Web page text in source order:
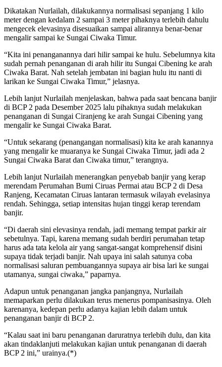
Dikatakan Nurlailah, dilakukannya normalisasi sepanjang 1 kilo
meter dengan kedalam 2 sampai 3 meter pihaknya terlebih dahulu
mengecek elevasinya disesuaikan sampai alirannya benar-benar
mengalir sampai ke Sungai Ciwaka Timur.
“Kita ini penanganannya dari hilir sampai ke hulu. Sebelumnya kita
sudah pernah penanganan di arah hilir itu Sungai Cibening ke arah
Ciwaka Barat. Nah setelah jembatan ini bagian hulu itu nanti di
larikan ke Sungai Ciwaka Timur,” jelasnya.
Lebih lanjut Nurlailah menjelaskan, bahwa pada saat bencana banjir
di BCP 2 pada Desember 2025 lalu pihaknya sudah melakukan
penanganan di Sungai Ciranjeng ke arah Sungai Cibening yang
mengalir ke Sungai Ciwaka Barat.
“Untuk sekarang (penangangan normalisasi) kita ke arah kanannya
yang mengalir ke muaranya ke Sungai Ciwaka Timur, jadi ada 2
Sungai Ciwaka Barat dan Ciwaka timur,” terangnya.
Lebih lanjut Nurlailah menerangkan penyebab banjir yang kerap
merendam Perumahan Bumi Ciruas Permai atau BCP 2 di Desa
Ranjeng, Kecamatan Ciruas lantaran termasuk wilayah evelasinya
rendah. Sehingga, setiap intensitas hujan tinggi kerap terendam
banjir.
“Di daerah sini elevasinya rendah, jadi memang tempat parkir air
sebetulnya. Tapi, karena memang sudah berdiri perumahan tetap
harus ada tata kelola air yang sangat-sangat komprehensif disini
supaya tidak terjadi banjir. Nah upaya ini salah satunya coba
normalisasi saluran pembuangannya supaya air bisa lari ke sungai
utamanya, sungai ciwaka,” paparnya.
Adapun untuk penanganan jangka panjangnya, Nurlailah
memaparkan perlu dilakukan terus menerus pompanisasinya. Oleh
karenanya, kedepan perlu adanya kajian lebih dalam untuk
penanganan banjir di BCP 2.
“Kalau saat ini baru penanganan daruratnya terlebih dulu, dan kita
akan tindaklanjuti melakukan kajian untuk penanganan di daerah
BCP 2 ini,” urainya.(*)